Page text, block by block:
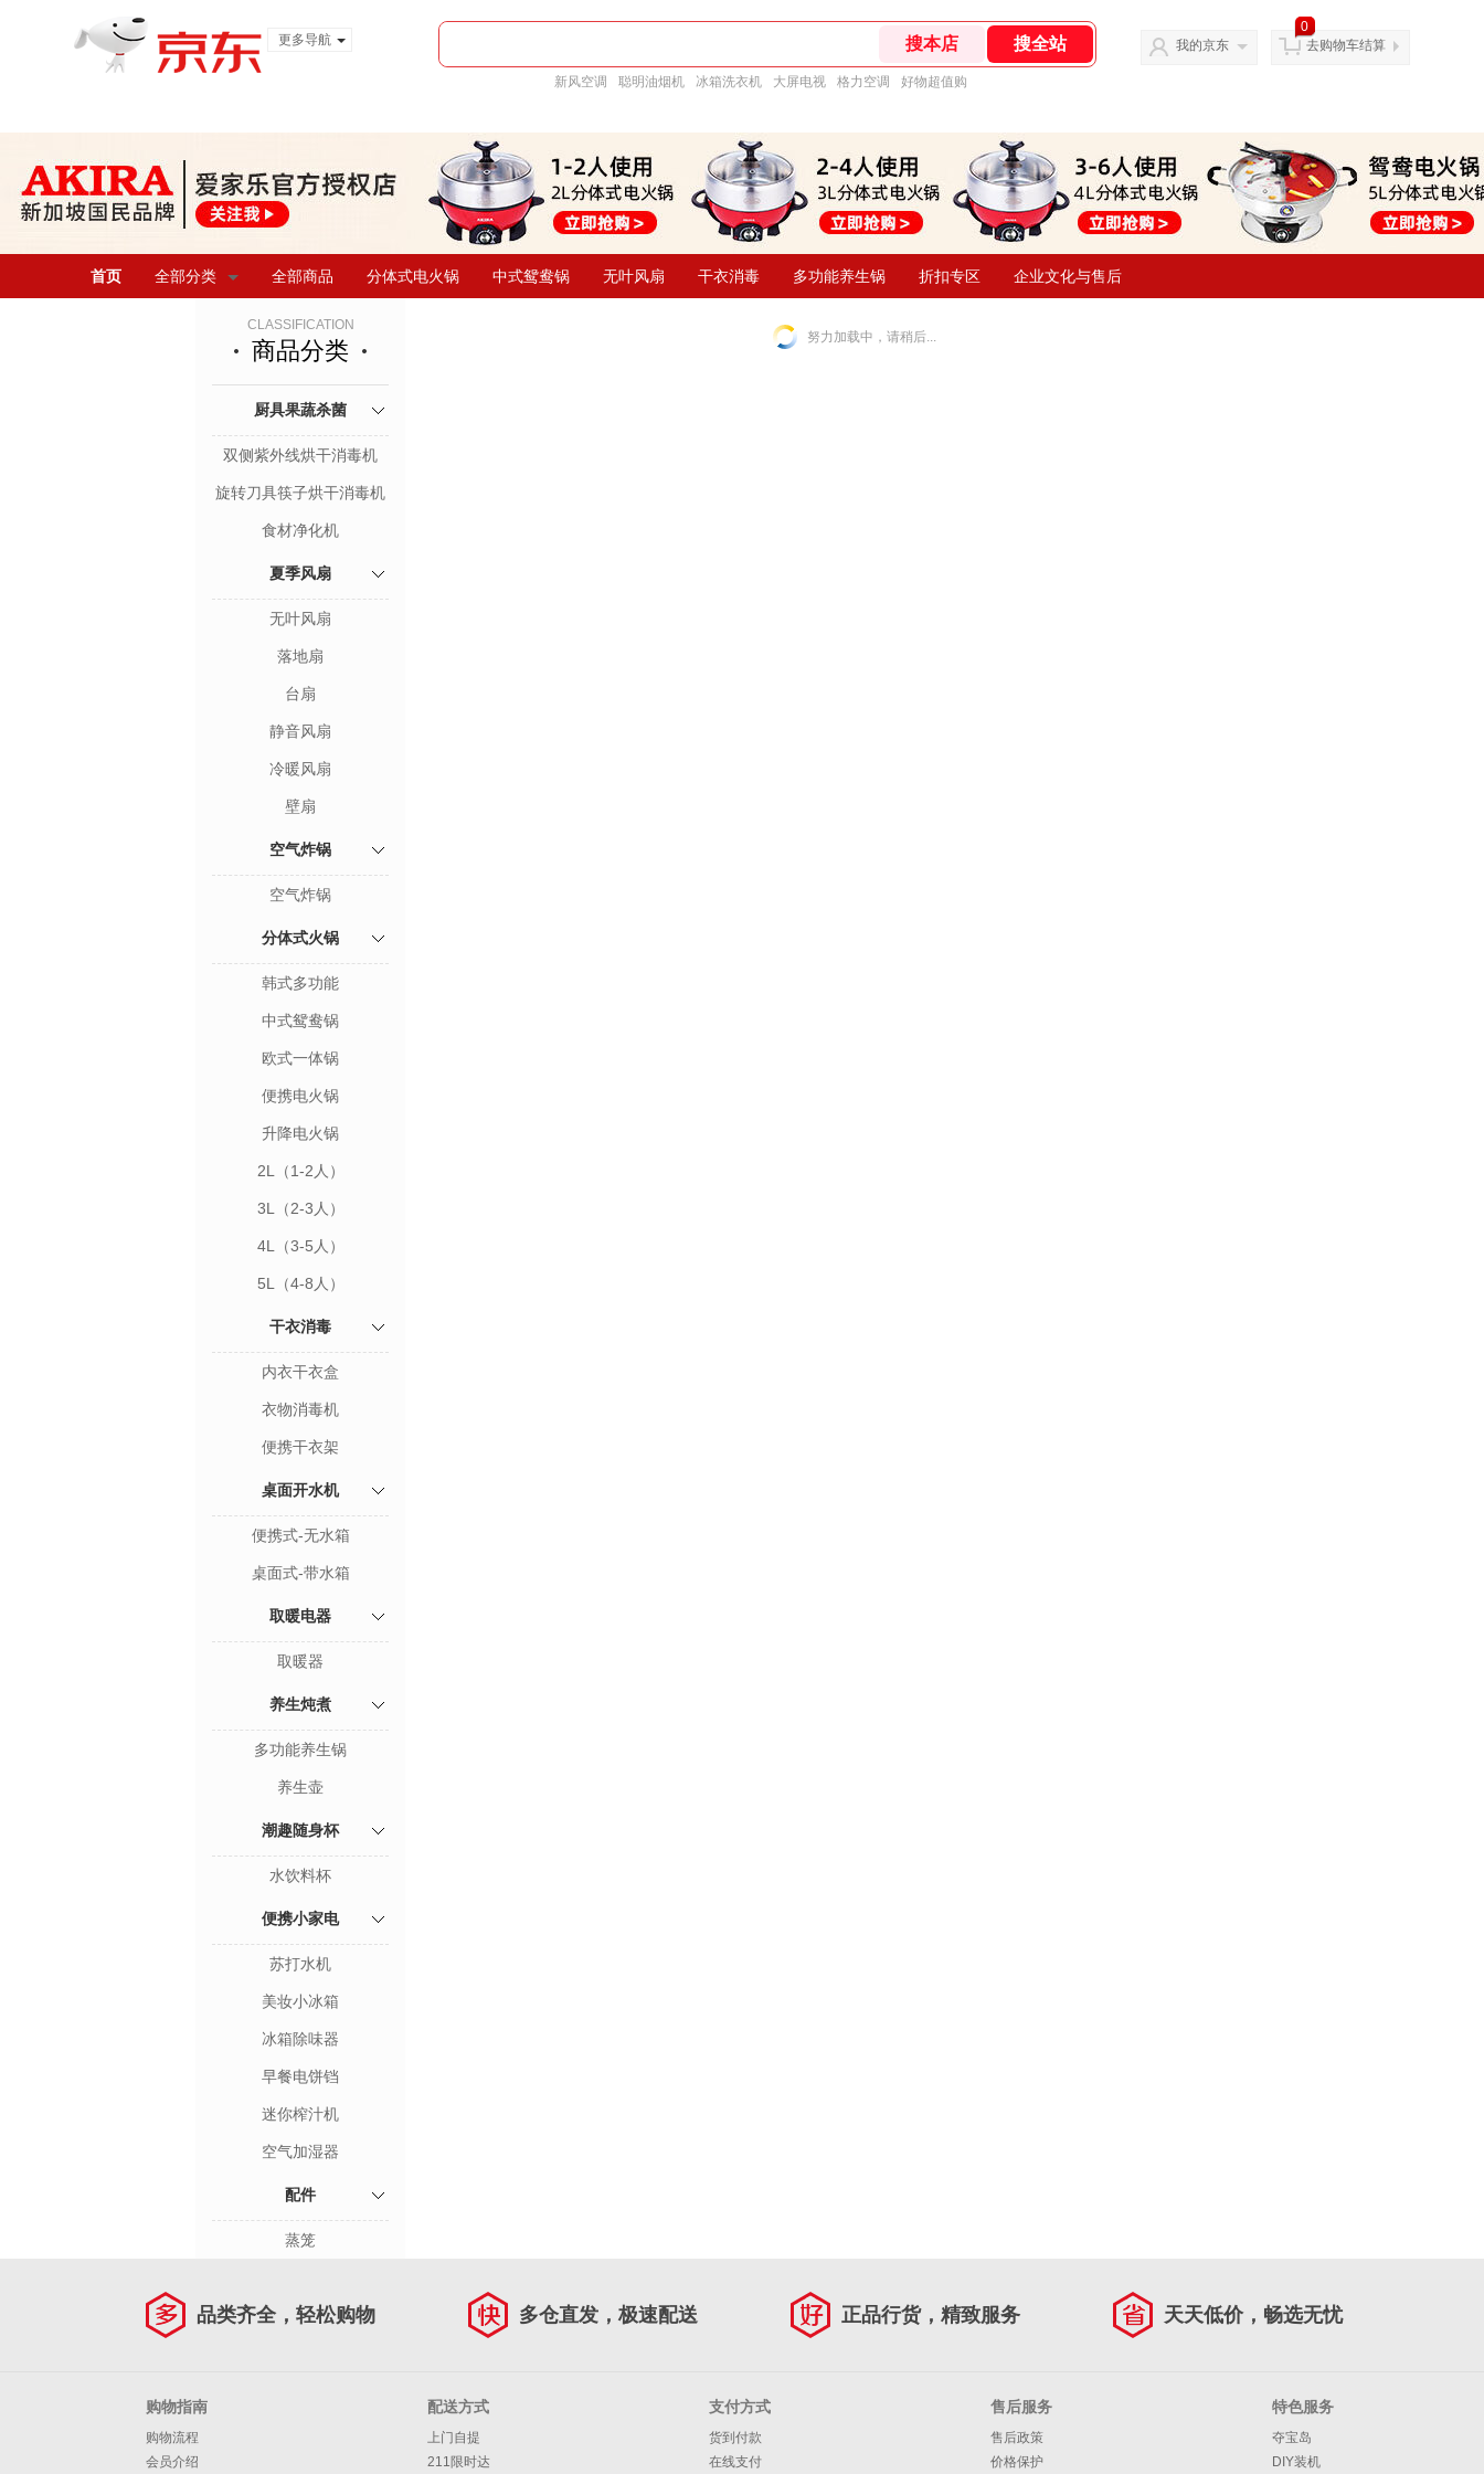
更多导航
新风空调 聪明油烟机 冰箱洗衣机 大屏电视 格力空调 好物超值购
我的京东
0
去购物车结算
首页 全部分类 全部商品 分体式电火锅 中式鸳鸯锅 无叶风扇 干衣消毒 多功能养生锅 折扣专区 企业文化与售后
CLASSIFICATION
商品分类
厨具果蔬杀菌
双侧紫外线烘干消毒机
旋转刀具筷子烘干消毒机
食材净化机
夏季风扇
无叶风扇
落地扇
台扇
静音风扇
冷暖风扇
壁扇
空气炸锅
空气炸锅
分体式火锅
韩式多功能
中式鸳鸯锅
欧式一体锅
便携电火锅
升降电火锅
2L（1-2人）
3L（2-3人）
4L（3-5人）
5L（4-8人）
干衣消毒
内衣干衣盒
衣物消毒机
便携干衣架
桌面开水机
便携式-无水箱
桌面式-带水箱
取暖电器
取暖器
养生炖煮
多功能养生锅
养生壶
潮趣随身杯
水饮料杯
便携小家电
苏打水机
美妆小冰箱
冰箱除味器
早餐电饼铛
迷你榨汁机
空气加湿器
配件
蒸笼
努力加载中，请稍后...
品类齐全，轻松购物 多仓直发，极速配送 正品行货，精致服务 天天低价，畅选无忧
购物指南
购物流程
会员介绍
配送方式
上门自提
211限时达
支付方式
货到付款
在线支付
售后服务
售后政策
价格保护
特色服务
夺宝岛
DIY装机